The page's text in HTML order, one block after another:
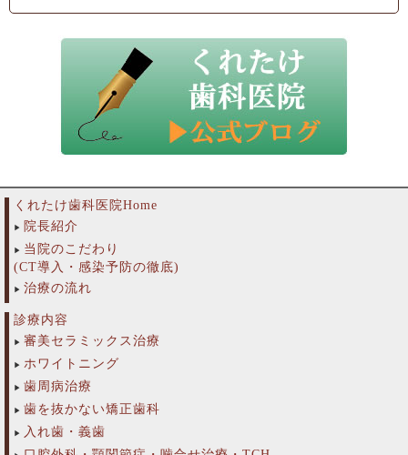
くれたけ歯科医院Home
院長紹介
当院のこだわり
(CT導入・感染予防の徹底)
治療の流れ
診療内容
審美セラミックス治療
ホワイトニング
歯周病治療
歯を抜かない矯正歯科
入れ歯・義歯